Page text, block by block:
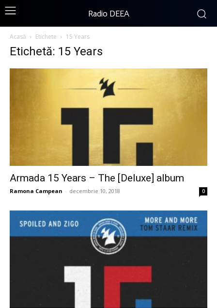
Radio DEEA
Acasă Etichete 15 Years
Etichetă: 15 Years
Armada 15 Years – The [Deluxe] album
Ramona Campean - decembrie 10, 2018 0